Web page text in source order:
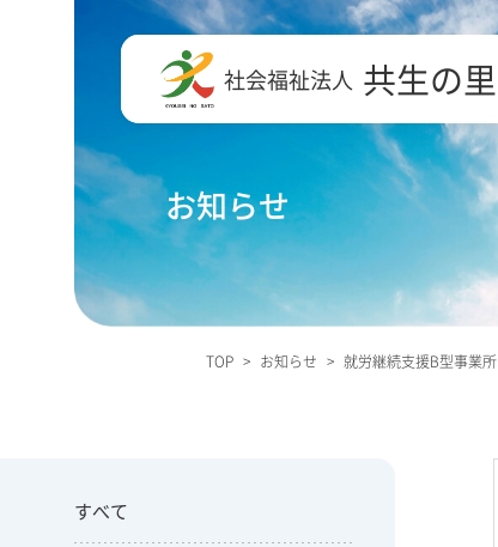
社会福祉法人 共生の里
お知らせ
TOP > お知らせ > 就労継続支援B型事業所
すべて